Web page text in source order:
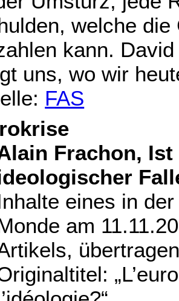
welche
kann.
uns, wo wir
FAS
Frachon,
eines in
am